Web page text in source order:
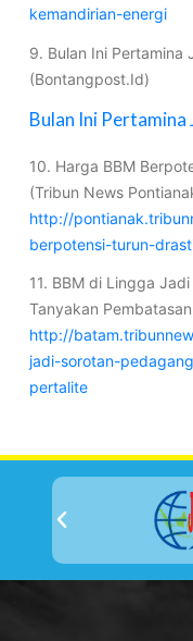
kemandirian-energi
9. Bulan Ini Pertamina
(Bontangpost.Id)
Bulan Ini Pertamina
10. Harga BBM
(Tribun News
http://
berpotensi-turun-
11. BBM di Lingga
Tanyakan
http://
jadi-sorotan-
pertalite